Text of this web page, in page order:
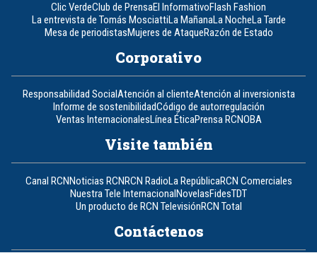
Clic VerdeClub de PrensaEl InformativoFlash Fashion
La entrevista de Tomás MosciattiLa MañanaLa NocheLa Tarde
Mesa de periodistasMujeres de AtaqueRazón de Estado
Corporativo
Responsabilidad SocialAtención al clienteAtención al inversionista
Informe de sostenibilidadCódigo de autorregulación
Ventas InternacionalesLínea ÉticaPrensa RCNOBA
Visite también
Canal RCNNoticias RCNRCN RadioLa RepúblicaRCN Comerciales
Nuestra Tele InternacionalNovelasFidesTDT
Un producto de RCN TelevisiónRCN Total
Contáctenos